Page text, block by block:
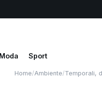
Moda Sport
Home/Ambiente/Temporali,